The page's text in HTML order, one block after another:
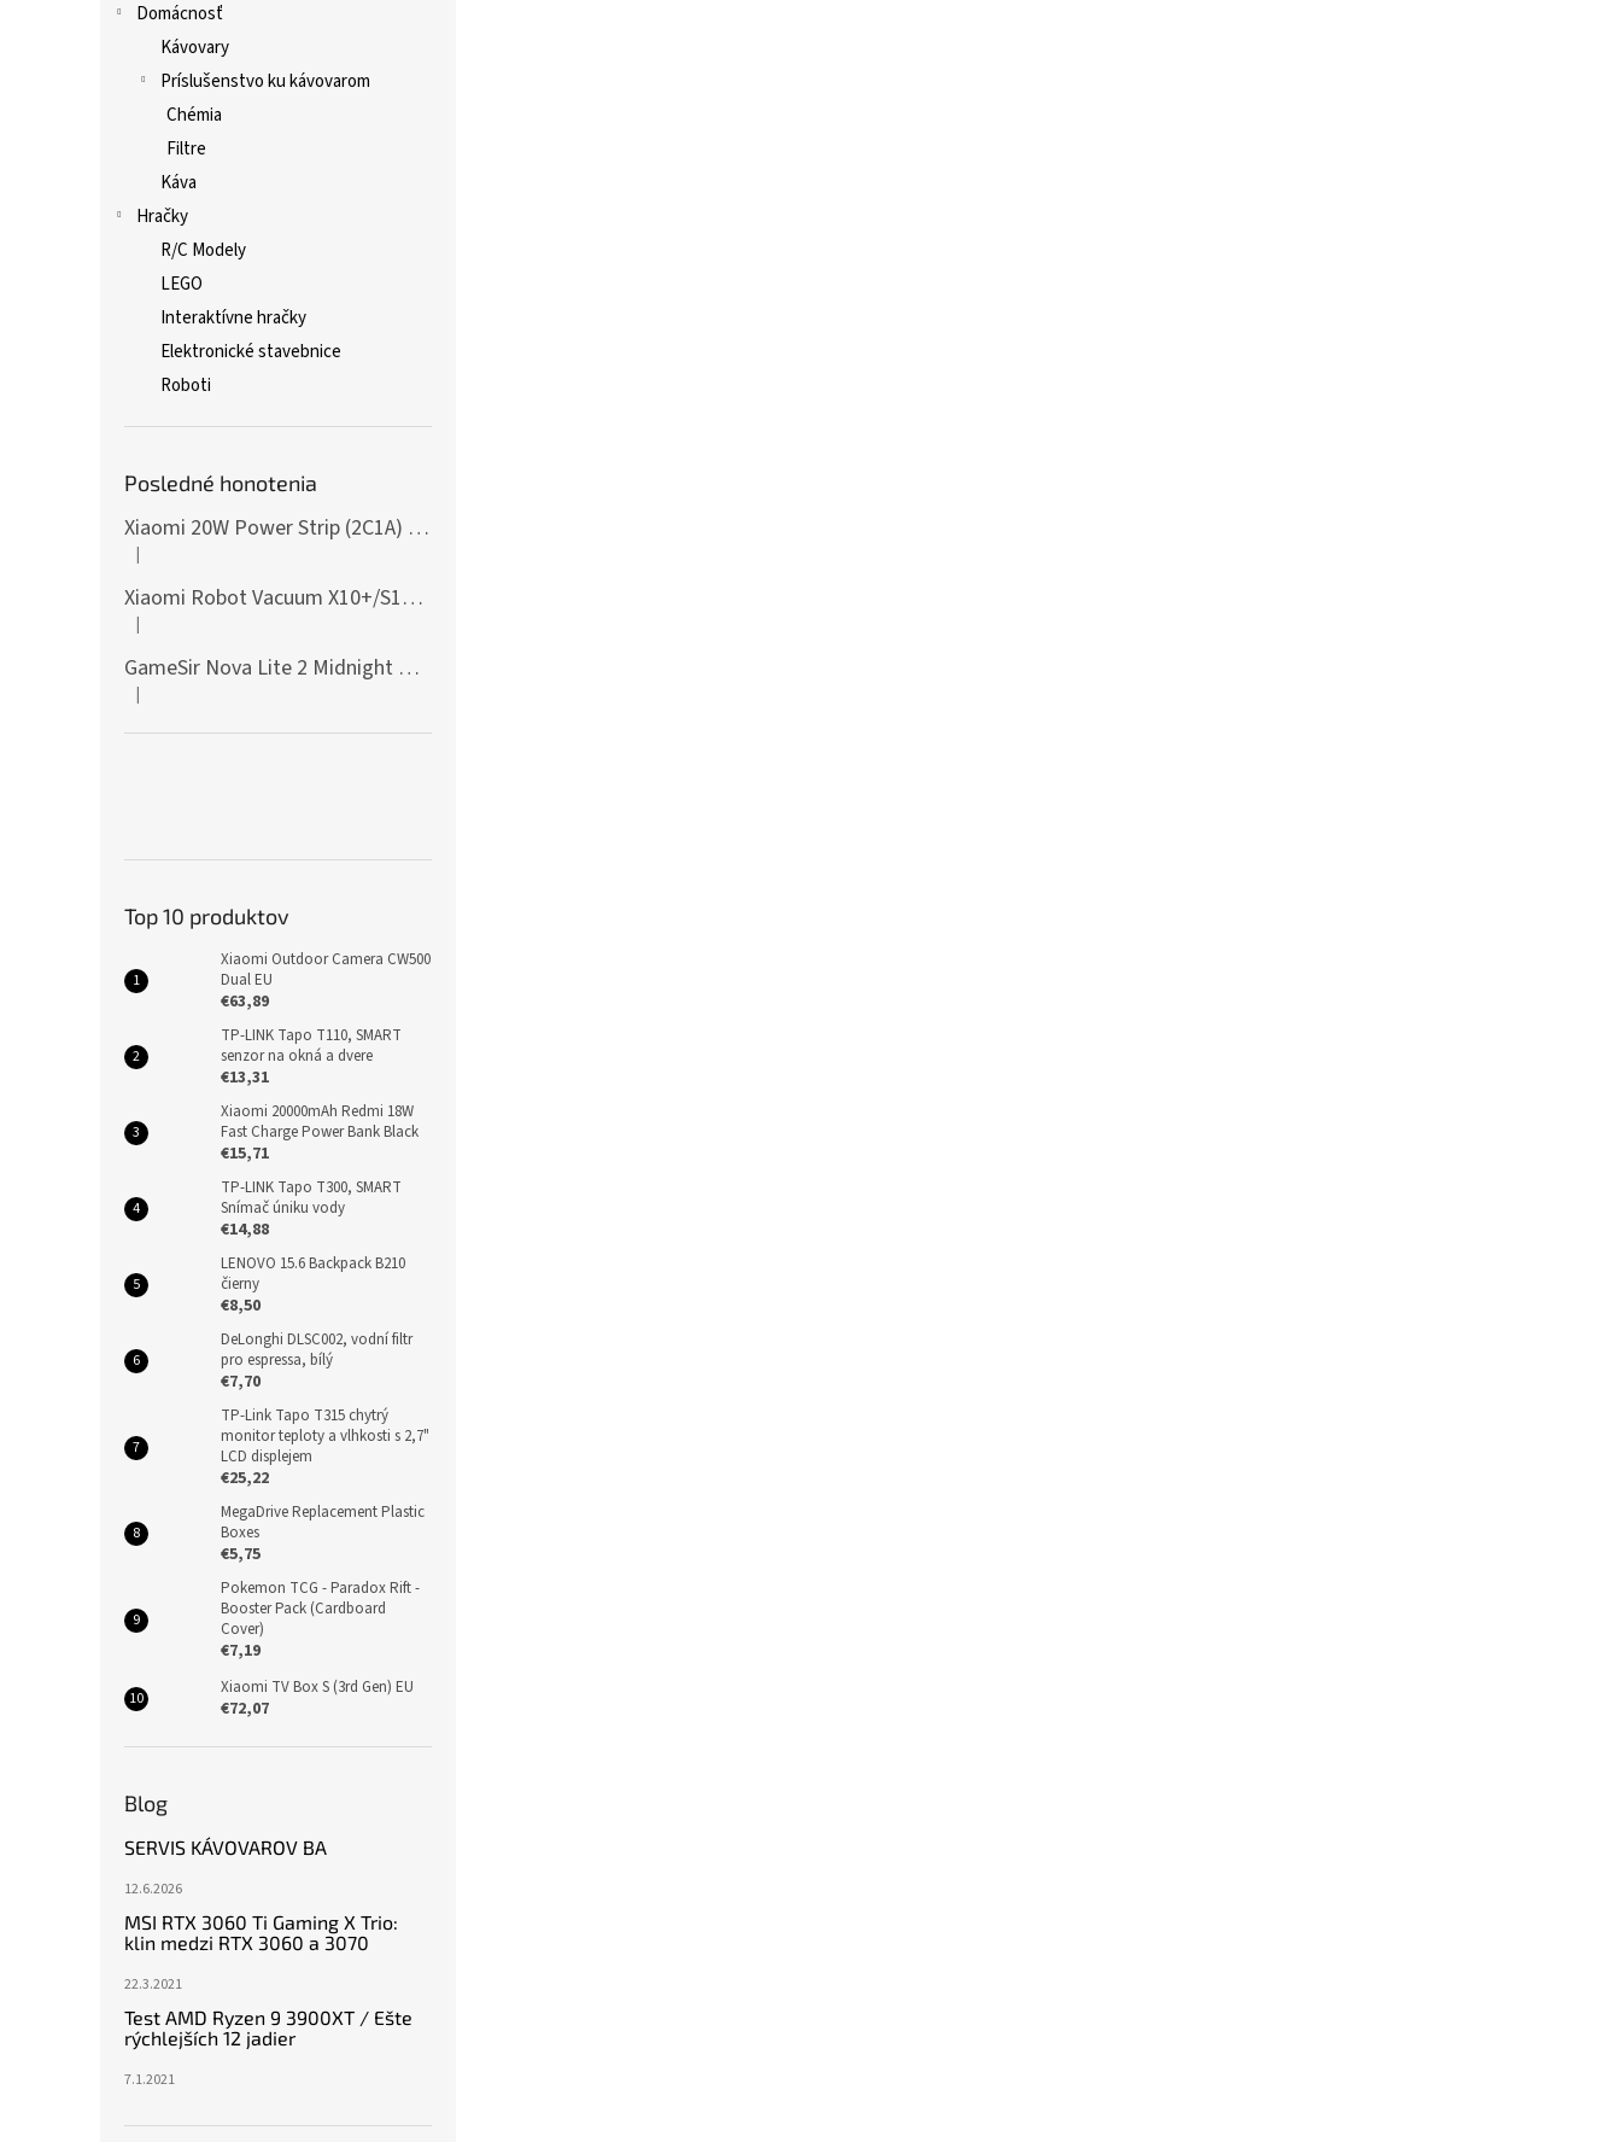
Domácnosť
Kávovary
Príslušenstvo ku kávovarom
Chémia
Filtre
Káva
Hračky
R/C Modely
LEGO
Interaktívne hračky
Elektronické stavebnice
Roboti
Posledné honotenia
Xiaomi 20W Power Strip (2C1A) EU
Hodnotenie produktu je 5 z 5 hviezdičiek.
|
Xiaomi Robot Vacuum X10+/S10+/X10/X20+ Side Brush
Hodnotenie produktu je 5 z 5 hviezdičiek.
|
GameSir Nova Lite 2 Midnight Gray
Hodnotenie produktu je 5 z 5 hviezdičiek.
|
Top 10 produktov
Xiaomi Outdoor Camera CW500
Dual EU
€63,89
TP-LINK Tapo T110, SMART
senzor na okná a dvere
€13,31
Xiaomi 20000mAh Redmi 18W
Fast Charge Power Bank Black
€15,71
TP-LINK Tapo T300, SMART
Snímač úniku vody
€14,88
LENOVO 15.6 Backpack B210
čierny
€8,50
DeLonghi DLSC002, vodní filtr
pro espressa, bílý
€7,70
TP-Link Tapo T315 chytrý
monitor teploty a vlhkosti s 2,7"
LCD displejem
€25,22
MegaDrive Replacement Plastic
Boxes
€5,75
Pokemon TCG - Paradox Rift -
Booster Pack (Cardboard
Cover)
€7,19
Xiaomi TV Box S (3rd Gen) EU
€72,07
Blog
SERVIS KÁVOVAROV BA
12.6.2026
MSI RTX 3060 Ti Gaming X Trio:
klin medzi RTX 3060 a 3070
22.3.2021
Test AMD Ryzen 9 3900XT / Ešte
rýchlejších 12 jadier
7.1.2021